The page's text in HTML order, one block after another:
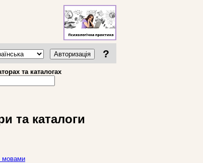
Авторизація ?
та каталогах
та каталоги
мовами